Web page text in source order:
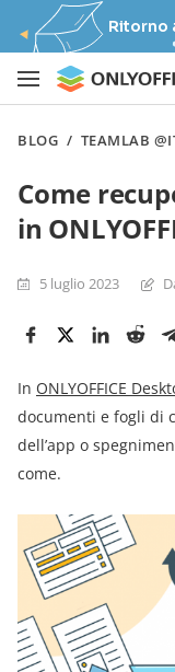
Ritorno
BLOG / TEAMLAB
Come
in
5 luglio 2023
In ONLYOFFICE
documenti e fogli di
dell’app o
come.